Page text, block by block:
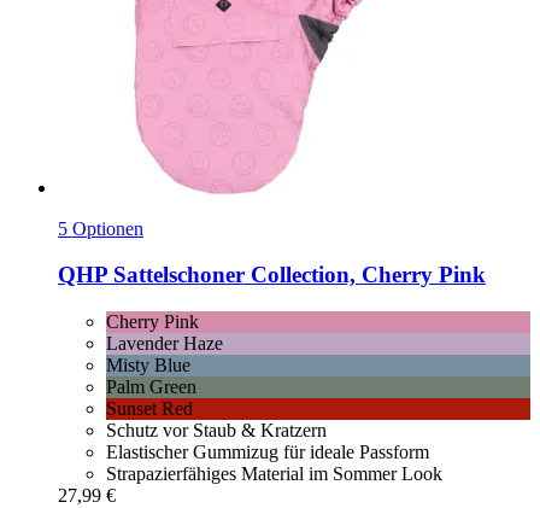
5 Optionen
QHP Sattelschoner Collection, Cherry Pink
Cherry Pink
Lavender Haze
Misty Blue
Palm Green
Sunset Red
Schutz vor Staub & Kratzern
Elastischer Gummizug für ideale Passform
Strapazierfähiges Material im Sommer Look
27,99 €